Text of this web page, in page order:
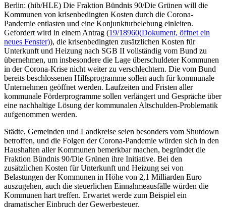
Berlin: (hib/HLE) Die Fraktion Bündnis 90/Die Grünen will die
Kommunen von krisenbedingten Kosten durch die Corona-
Pandemie entlasten und eine Konjunkturbelebung einleiten.
Gefordert wird in einem Antrag (19/18960(Dokument, öffnet ein
neues Fenster)), die krisenbedingten zusätzlichen Kosten für
Unterkunft und Heizung nach SGB II vollständig vom Bund zu
übernehmen, um insbesondere die Lage überschuldeter Kommunen
in der Corona-Krise nicht weiter zu verschlechtern. Die vom Bund
bereits beschlossenen Hilfsprogramme sollen auch für kommunale
Unternehmen geöffnet werden. Laufzeiten und Fristen aller
kommunale Förderprogramme sollen verlängert und Gespräche über
eine nachhaltige Lösung der kommunalen Altschulden-Problematik
aufgenommen werden.
Städte, Gemeinden und Landkreise seien besonders vom Shutdown
betroffen, und die Folgen der Corona-Pandemie würden sich in den
Haushalten aller Kommunen bemerkbar machen, begründet die
Fraktion Bündnis 90/Die Grünen ihre Initiative. Bei den
zusätzlichen Kosten für Unterkunft und Heizung sei von
Belastungen der Kommunen in Höhe von 2,1 Milliarden Euro
auszugehen, auch die steuerlichen Einnahmeausfälle würden die
Kommunen hart treffen. Erwartet werde zum Beispiel ein
dramatischer Einbruch der Gewerbesteuer.